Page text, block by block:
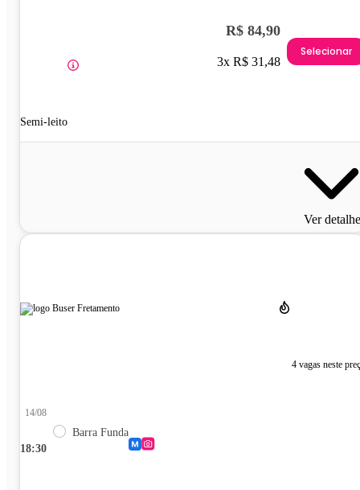
Semi-leito
R$ 84,90
3x R$ 31,48
Selecionar
Ver
4 vagas neste
18:30
14/08
Barra Funda